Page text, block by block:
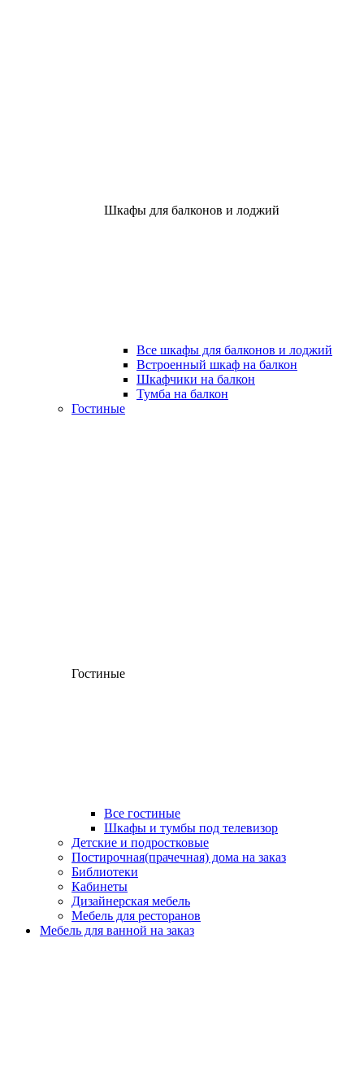
Шкафы для балконов и лоджий
Все шкафы для балконов и лоджий
Встроенный шкаф на балкон
Шкафчики на балкон
Тумба на балкон
Гостиные
Гостиные
Все гостиные
Шкафы и тумбы под телевизор
Детские и подростковые
Постирочная(прачечная) дома на заказ
Библиотеки
Кабинеты
Дизайнерская мебель
Мебель для ресторанов
Мебель для ванной на заказ